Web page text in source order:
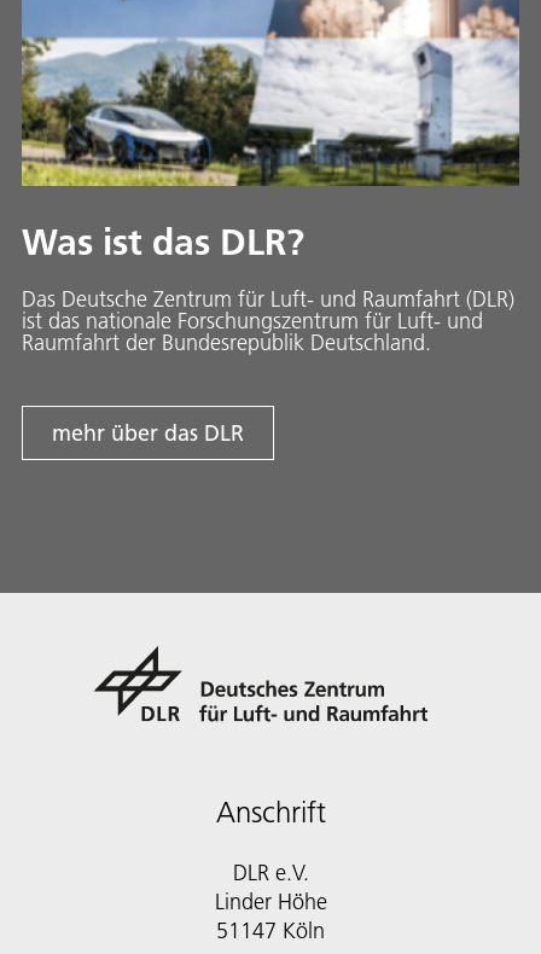
Was ist das DLR?
Das Deutsche Zentrum für Luft- und Raumfahrt (DLR)
ist das nationale Forschungszentrum für Luft- und
Raumfahrt der Bundesrepublik Deutschland.
mehr über das DLR
Anschrift
DLR e.V.
Linder Höhe
51147 Köln